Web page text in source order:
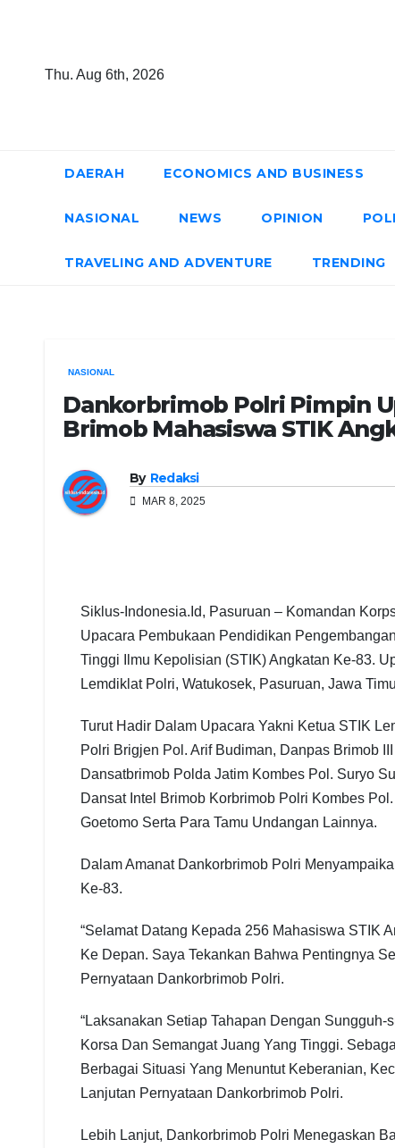
content
Thu. Aug 6th, 2026
DAERAH ECONOMICS AND BUSINESS
NASIONAL NEWS OPINION
TRAVELING AND ADVENTURE TRENDING
NASIONAL
Dankorbrimob Polri Pimpin
Brimob Mahasiswa STIK
By Redaksi
MAR 8, 2025
Siklus-Indonesia.Id, Pasuruan – Komandan
Upacara Pembukaan Pendidikan
Tinggi Ilmu Kepolisian (STIK) Angkatan Ke-83.
Lemdiklat Polri, Watukosek, Pasuruan, Jawa
Turut Hadir Dalam Upacara Yakni Ketua STIK
Polri Brigjen Pol. Arif Budiman, Danpas Brimob
Dansatbrimob Polda Jatim Kombes Pol. Suryo
Dansat Intel Brimob Korbrimob Polri Kombes
Goetomo Serta Para Tamu Undangan Lainnya.
Dalam Amanat Dankorbrimob Polri
Ke-83.
“Selamat Datang Kepada 256 Mahasiswa STIK
Ke Depan. Saya Tekankan Bahwa Pentingnya
Pernyataan Dankorbrimob Polri.
“Laksanakan Setiap Tahapan Dengan
Korsa Dan Semangat Juang Yang Tinggi.
Berbagai Situasi Yang Menuntut Keberanian,
Lanjutan Pernyataan Dankorbrimob Polri.
Lebih Lanjut, Dankorbrimob Polri Menegaskan